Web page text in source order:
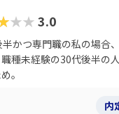
3.0
かつ専門職の私の場合
種未経験の30代後半の
。
内